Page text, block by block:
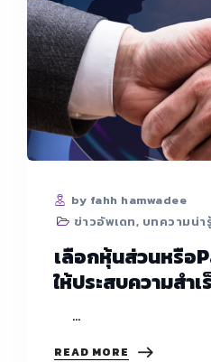
by fahh hamwadee
ข่าวอัพเดท, บทความน่า
เลือกหุ้นส่วนหรือ
ให้ประสบความสำเ
…
READ MORE เลือก